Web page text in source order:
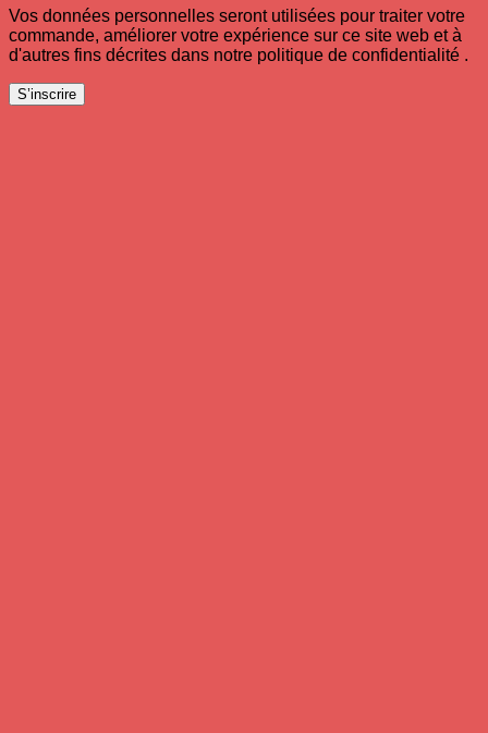
Vos données personnelles seront utilisées pour traiter votre
commande, améliorer votre expérience sur ce site web et à
d'autres fins décrites dans notre politique de confidentialité .
S’inscrire